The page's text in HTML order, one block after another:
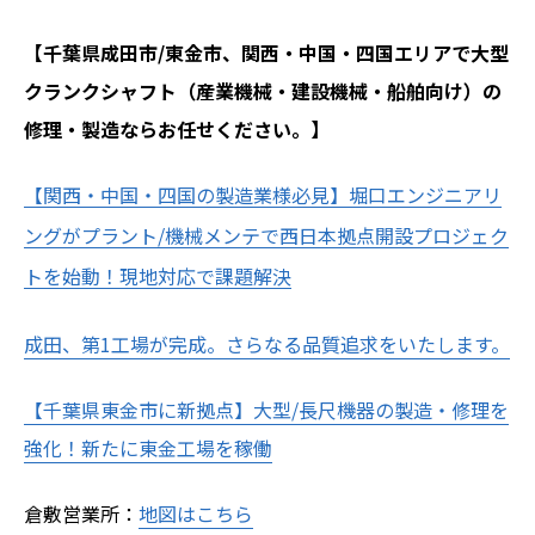
【千葉県成田市/東金市、関西・中国・四国エリアで大型
クランクシャフト（産業機械・建設機械・船舶向け）の
修理・製造ならお任せください。】
【関西・中国・四国の製造業様必見】堀口エンジニアリ
ングがプラント/機械メンテで西日本拠点開設プロジェク
トを始動！現地対応で課題解決
成田、第1工場が完成。さらなる品質追求をいたします。
【千葉県東金市に新拠点】大型/長尺機器の製造・修理を
強化！新たに東金工場を稼働
倉敷営業所： 地図はこちら